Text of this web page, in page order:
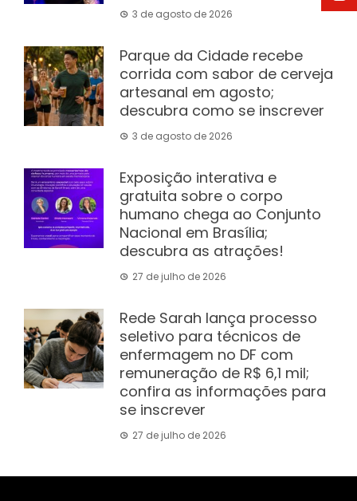
3 de agosto de 2026
Parque da Cidade recebe
corrida com sabor de cerveja
artesanal em agosto;
descubra como se inscrever
3 de agosto de 2026
Exposição interativa e
gratuita sobre o corpo
humano chega ao Conjunto
Nacional em Brasília;
descubra as atrações!
27 de julho de 2026
Rede Sarah lança processo
seletivo para técnicos de
enfermagem no DF com
remuneração de R$ 6,1 mil;
confira as informações para
se inscrever
27 de julho de 2026